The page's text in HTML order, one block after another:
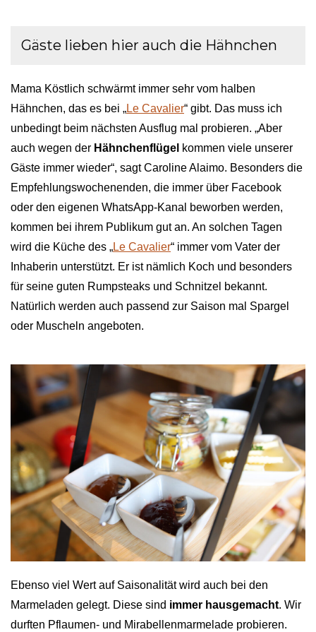
Gäste lieben hier auch die Hähnchen
Mama Köstlich schwärmt immer sehr vom halben
Hähnchen, das es bei „Le Cavalier“ gibt. Das muss ich
unbedingt beim nächsten Ausflug mal probieren. „Aber
auch wegen der Hähnchenflügel kommen viele unserer
Gäste immer wieder“, sagt Caroline Alaimo. Besonders die
Empfehlungswochenenden, die immer über Facebook
oder den eigenen WhatsApp-Kanal beworben werden,
kommen bei ihrem Publikum gut an. An solchen Tagen
wird die Küche des „Le Cavalier“ immer vom Vater der
Inhaberin unterstützt. Er ist nämlich Koch und besonders
für seine guten Rumpsteaks und Schnitzel bekannt.
Natürlich werden auch passend zur Saison mal Spargel
oder Muscheln angeboten.
Ebenso viel Wert auf Saisonalität wird auch bei den
Marmeladen gelegt. Diese sind immer hausgemacht. Wir
durften Pflaumen- und Mirabellenmarmelade probieren.